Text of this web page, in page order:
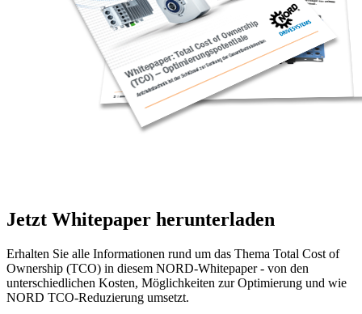
Jetzt Whitepaper herunterladen
Erhalten Sie alle Informationen rund um das Thema Total Cost of
Ownership (TCO) in diesem NORD-Whitepaper - von den
unterschiedlichen Kosten, Möglichkeiten zur Optimierung und wie
NORD TCO-Reduzierung umsetzt.